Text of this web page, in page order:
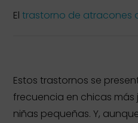
Eltrastorno de atracones
Estos trastornos se
frecuencia en chicas más
niñas pequeñas. Y,